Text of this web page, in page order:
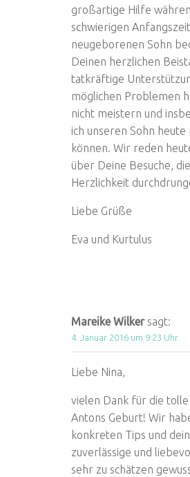
großartige Hilfe
schwierigen
neugeborenen Sohn
Deinen herzlichen
tatkräftige
möglichen Problemen
nicht meistern und
ich unseren Sohn heute
können. Wir reden
über Deine Besuche,
Herzlichkeit
Liebe Grüße
Eva und Kurtulus
Mareike Wilker sagt:
4. Januar 2016 um 9:23 Uhr
Liebe Nina,
vielen Dank für die
Antons Geburt! Wir
konkreten Tips und
zuverlässige und
sehr zu schätzen